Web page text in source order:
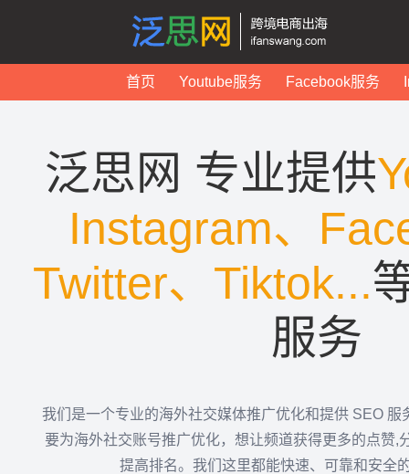
首页 Youtube服务 Facebook服务
泛思网 专业提供
Instagram、
Twitter、Tiktok...
服务
我们是一个专业的海外社交媒体推广优化和提供 SEO 服
要为海外社交账号推广优化，想让频道获得更多的点赞,
提高排名。我们这里都能快速、可靠和安全